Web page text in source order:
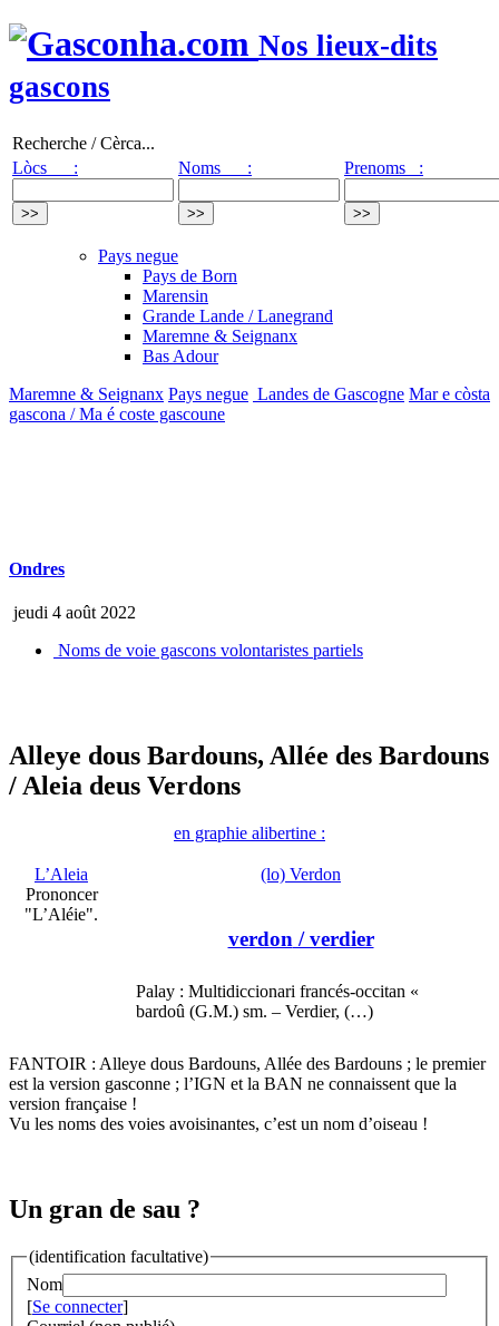
Nos lieux-dits
gascons
Recherche / Cèrca...
Lòcs :
Noms : Prenoms :
Pays negue
Pays de Born
Marensin
Grande Lande / Lanegrand
Maremne & Seignanx
Bas Adour
Maremne & Seignanx Pays negue Landes de Gascogne Mar e còsta
gascona / Ma é coste gascoune
Ondres
jeudi 4 août 2022
Noms de voie gascons volontaristes partiels
Alleye dous Bardouns, Allée des Bardouns
/ Aleia deus Verdons
en graphie alibertine :
L’Aleia
Prononcer
"L’Aléie".
(lo) Verdon
verdon / verdier
Palay : Multidiccionari francés-occitan «
bardoû (G.M.) sm. – Verdier, (…)
FANTOIR : Alleye dous Bardouns, Allée des Bardouns ; le premier
est la version gasconne ; l’IGN et la BAN ne connaissent que la
version française !
Vu les noms des voies avoisinantes, c’est un nom d’oiseau !
Un gran de sau ?
(identification facultative)
Nom
[Se connecter]